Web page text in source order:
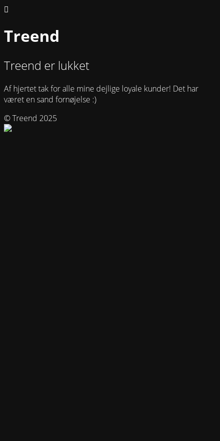
Treend
Treend er lukket
Af hjertet tak for alle mine dejlige loyale kunder! Det har
været en sand fornøjelse :)
© Treend 2025